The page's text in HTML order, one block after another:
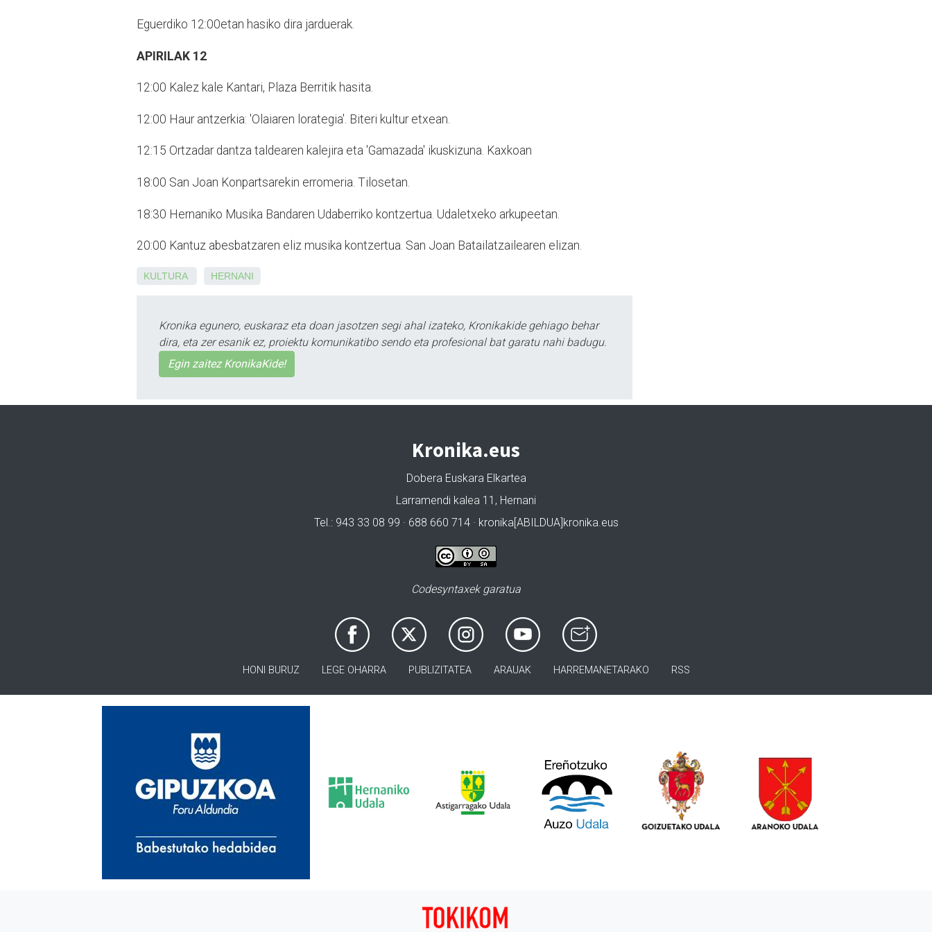
Eguerdiko 12:00etan hasiko dira jarduerak.
APIRILAK 12
12:00 Kalez kale Kantari, Plaza Berritik hasita.
12:00 Haur antzerkia: 'Olaiaren lorategia'. Biteri kultur etxean.
12:15 Ortzadar dantza taldearen kalejira eta 'Gamazada' ikuskizuna. Kaxkoan
18:00 San Joan Konpartsarekin erromeria. Tilosetan.
18:30 Hernaniko Musika Bandaren Udaberriko kontzertua. Udaletxeko arkupeetan.
20:00 Kantuz abesbatzaren eliz musika kontzertua. San Joan Batailatzailearen elizan.
KULTURA HERNANI
Kronika egunero, euskaraz eta doan jasotzen segi ahal izateko, Kronikakide gehiago behar
dira, eta zer esanik ez, proiektu komunikatibo sendo eta profesional bat garatu nahi badugu.
Egin zaitez KronikaKide!
Kronika.eus
Dobera Euskara Elkartea
Larramendi kalea 11, Hernani
Tel.: 943 33 08 99 · 688 660 714 · kronika[ABILDUA]kronika.eus
Codesyntaxek garatua
HONI BURUZ LEGE OHARRA PUBLIZITATEA ARAUAK HARREMANETARAKO RSS